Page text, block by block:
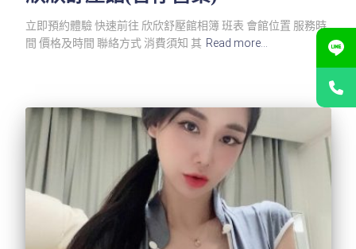
立即預約體驗 快速前往 欣欣舒壓館相簿 班表 會館位置 服務時
間 價格及時間 聯絡方式 消費須知 其 Read more…